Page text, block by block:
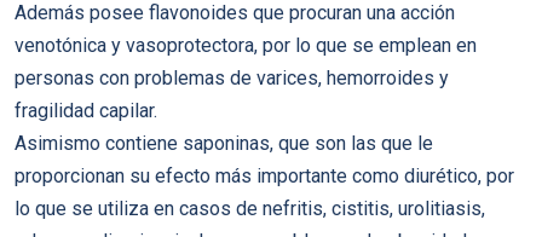
Además posee flavonoides que procuran una acción
venotónica y vasoprotectora, por lo que se emplean en
personas con problemas de varices, hemorroides y
fragilidad capilar.
Asimismo contiene saponinas, que son las que le
proporcionan su efecto más importante como diurético, por
lo que se utiliza en casos de nefritis, cistitis, urolitiasis,